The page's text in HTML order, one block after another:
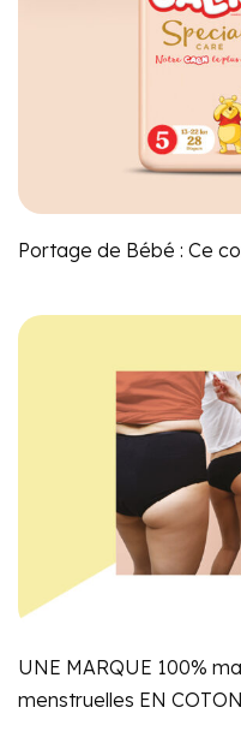
Portage de Bébé : Ce
UNE MARQUE 100%
menstruelles EN